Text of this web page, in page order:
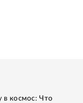
в космос: Что